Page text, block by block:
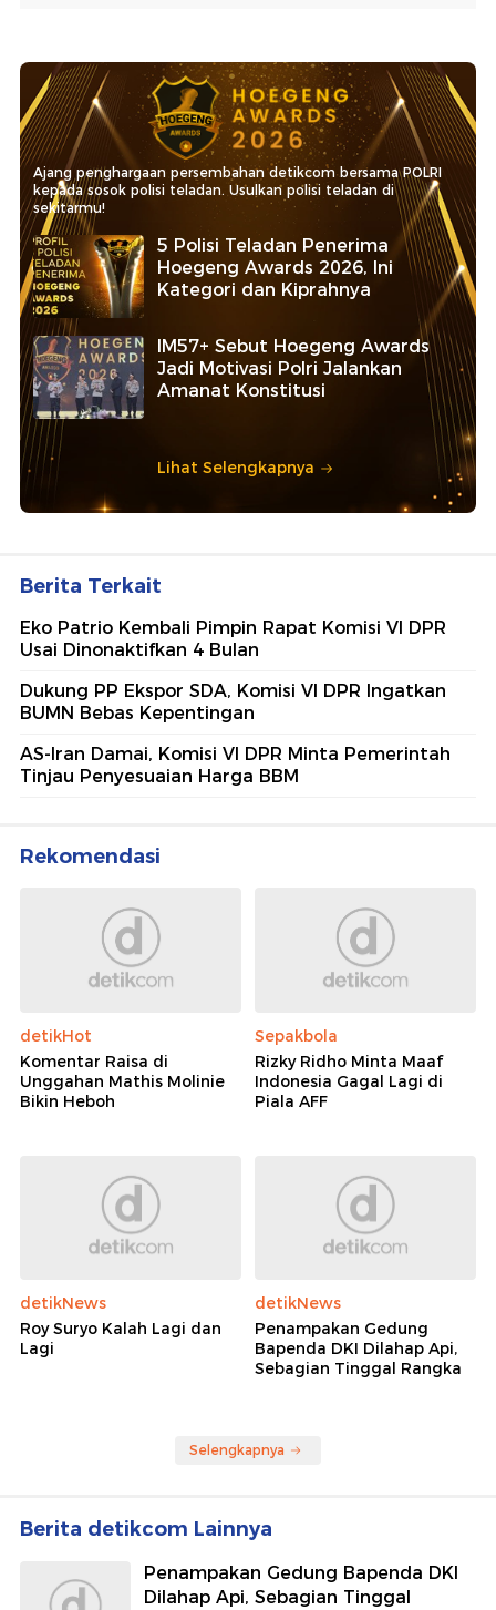
Ajang penghargaan persembahan detikcom bersama POLRI
kepada sosok polisi teladan. Usulkan polisi teladan di
sekitarmu!
5 Polisi Teladan Penerima
Hoegeng Awards 2026, Ini
Kategori dan Kiprahnya
IM57+ Sebut Hoegeng Awards
Jadi Motivasi Polri Jalankan
Amanat Konstitusi
Lihat Selengkapnya
Berita Terkait
Eko Patrio Kembali Pimpin Rapat Komisi VI DPR
Usai Dinonaktifkan 4 Bulan
Dukung PP Ekspor SDA, Komisi VI DPR Ingatkan
BUMN Bebas Kepentingan
AS-Iran Damai, Komisi VI DPR Minta Pemerintah
Tinjau Penyesuaian Harga BBM
Rekomendasi
detikHot
Komentar Raisa di
Unggahan Mathis Molinie
Bikin Heboh
Sepakbola
Rizky Ridho Minta Maaf
Indonesia Gagal Lagi di
Piala AFF
detikNews
Roy Suryo Kalah Lagi dan
Lagi
detikNews
Penampakan Gedung
Bapenda DKI Dilahap Api,
Sebagian Tinggal Rangka
Selengkapnya
Berita detikcom Lainnya
Penampakan Gedung Bapenda DKI
Dilahap Api, Sebagian Tinggal